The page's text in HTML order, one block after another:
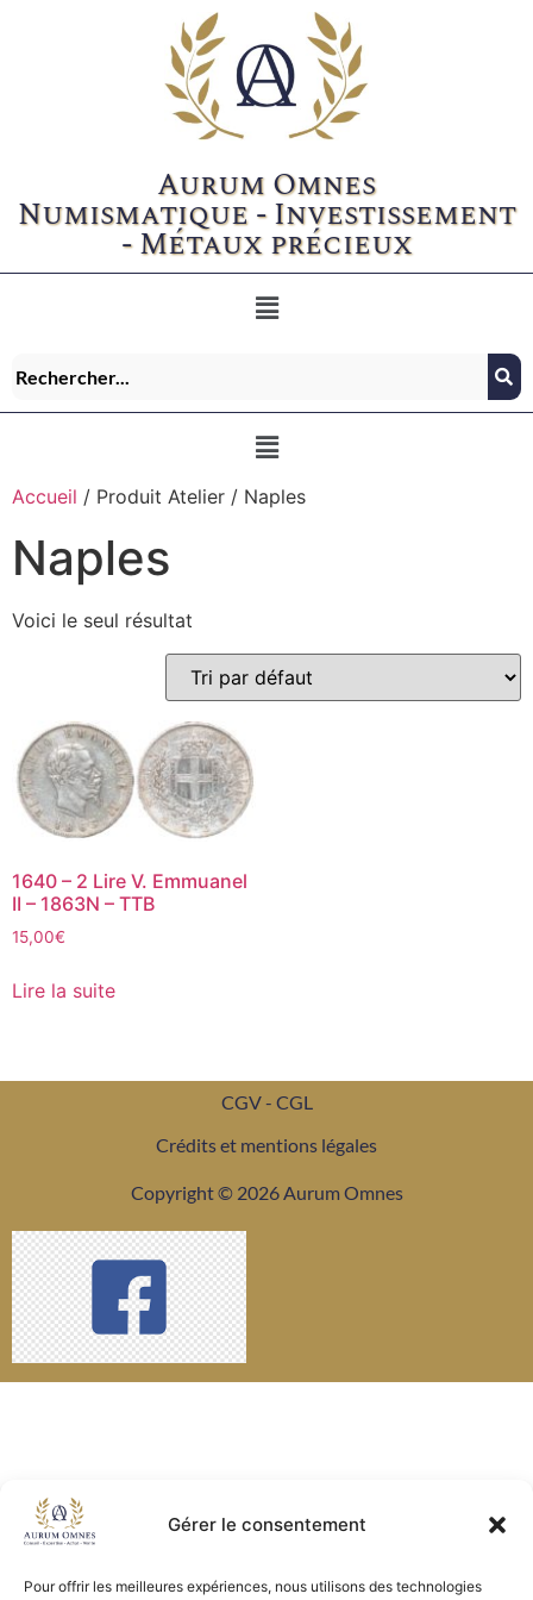
Gérer le consentement
Pour offrir les meilleures expériences, nous utilisons des technologies
Aurum Omnes
Numismatique - Investissement
- Métaux précieux
Accueil / Produit Atelier / Naples
Naples
Voici le seul résultat
1640 – 2 Lire V. Emmuanel
II – 1863N – TTB
15,00€
Lire la suite
CGV - CGL
Crédits et mentions légales
Copyright © 2026 Aurum Omnes